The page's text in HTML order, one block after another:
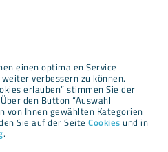
einen optimalen Service
verbessern zu können.
erlauben” stimmen Sie der
den Button “Auswahl
von Ihnen gewählten Kategorien
Sie auf der SeiteCookies und in
.